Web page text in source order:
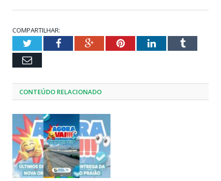
COMPARTILHAR:
TwitterFacebookGoogle+PinterestLinkedInTumblr
Email
CONTEÚDO RELACIONADO